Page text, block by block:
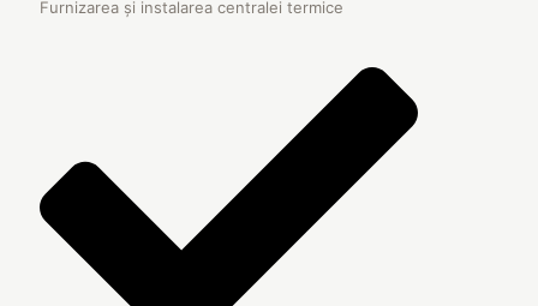
Furnizarea și instalarea centralei termice